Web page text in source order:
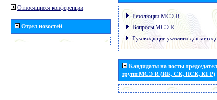
Относящиеся конференции
Отдел новостей
Резолюции МСЭ-R
Вопросы МСЭ-R
Руководящие указания для
Кандидаты на посты
групп МСЭ-R (ИК, СК, ПСК, КГР)